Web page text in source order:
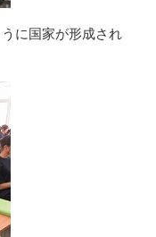
に国家が形成され